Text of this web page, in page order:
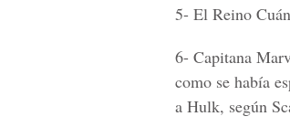
5- El Reino
6- Capitana
como se había
a Hulk, según